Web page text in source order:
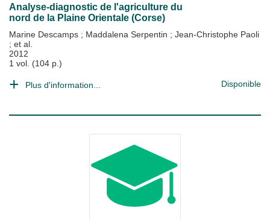
Analyse-diagnostic de l'agriculture du
nord de la Plaine Orientale (Corse)
Marine Descamps ; Maddalena Serpentin ; Jean-Christophe Paoli
; et al.
2012
1 vol. (104 p.)
Plus d'information... Disponible